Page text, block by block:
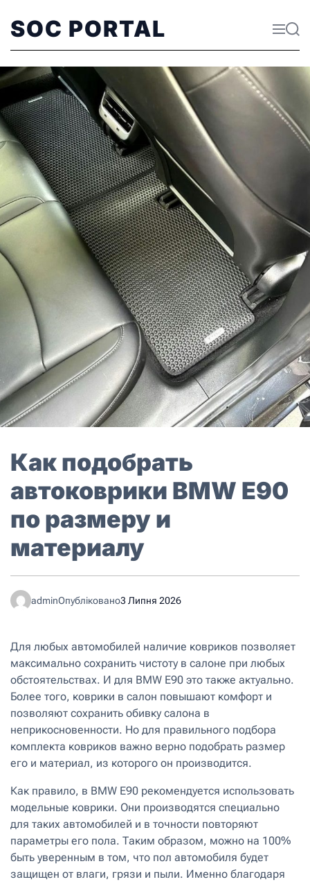
SOC PORTAL
Как подобрать
автоковрики BMW E90
по размеру и
материалу
adminОпубліковано3 Липня 2026
Для любых автомобилей наличие ковриков позволяет
максимально сохранить чистоту в салоне при любых
обстоятельствах. И для BMW E90 это также актуально.
Более того, коврики в салон повышают комфорт и
позволяют сохранить обивку салона в
неприкосновенности. Но для правильного подбора
комплекта ковриков важно верно подобрать размер
его и материал, из которого он производится.
Как правило, в BMW E90 рекомендуется использовать
модельные коврики. Они производятся специально
для таких автомобилей и в точности повторяют
параметры его пола. Таким образом, можно на 100%
быть уверенным в том, что пол автомобиля будет
защищен от влаги, грязи и пыли. Именно благодаря